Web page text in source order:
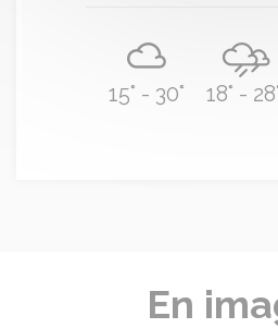
15° - 30° 18° -
En